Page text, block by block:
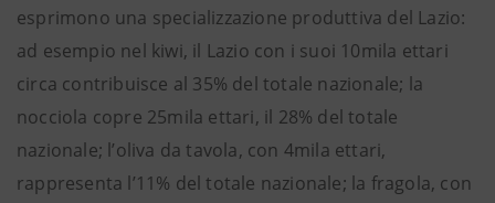
esprimono una specializzazione produttiva del Lazio:
ad esempio nel kiwi, il Lazio con i suoi 10mila ettari
circa contribuisce al 35% del totale nazionale; la
nocciola copre 25mila ettari, il 28% del totale
nazionale; l’oliva da tavola, con 4mila ettari,
rappresenta l’11% del totale nazionale; la fragola, con